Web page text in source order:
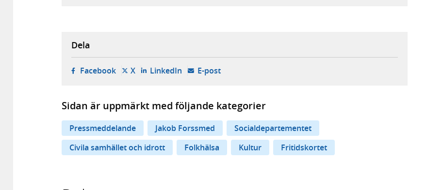
Dela
Facebook- öppnas i ny flik, extern webbplats,
X- öppnas i ny flik, extern webbplats,
LinkedIn- öppnas i ny flik, extern webbplats,
E-post- öppnar din e-postklient,
Sidan är uppmärkt med följande kategorier
Pressmeddelande Jakob Forssmed
Socialdepartementet
Civila samhället och idrott
Folkhälsa Kultur Fritidskortet